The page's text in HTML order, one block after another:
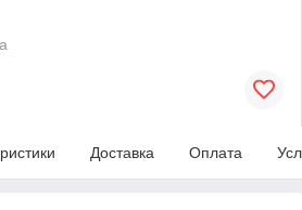
Доставка Оплата